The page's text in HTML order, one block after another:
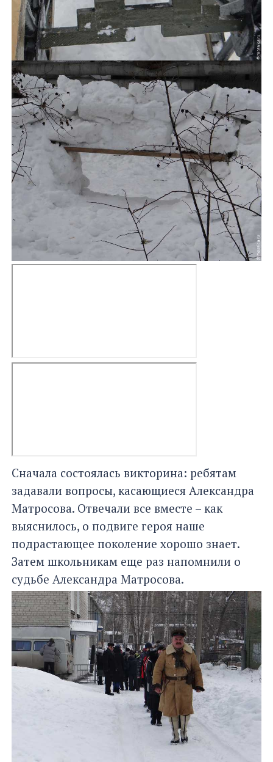
Сначала состоялась викторина: ребятам
задавали вопросы, касающиеся Александра
Матросова. Отвечали все вместе – как
выяснилось, о подвиге героя наше
подрастающее поколение хорошо знает.
Затем школьникам еще раз напомнили о
судьбе Александра Матросова.